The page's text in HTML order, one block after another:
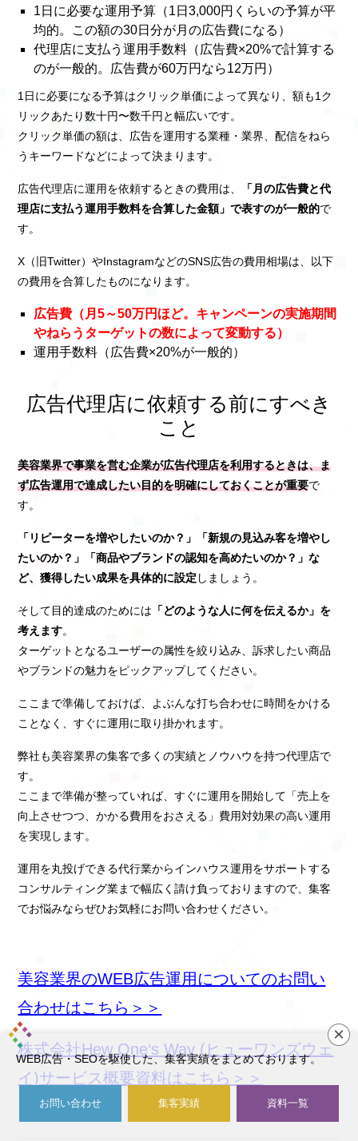
1日に必要な運用予算（1日3,000円くらいの予算が平
均的。この額の30日分が月の広告費になる）
代理店に支払う運用手数料（広告費×20%で計算する
のが一般的。広告費が60万円なら12万円）
1日に必要になる予算はクリック単価によって異なり、額も1ク
リックあたり数十円〜数千円と幅広いです。
クリック単価の額は、広告を運用する業種・業界、配信をねら
うキーワードなどによって決まります。
広告代理店に運用を依頼するときの費用は、
「月の広告費と代
理店に支払う運用手数料を合算した金額」で表すのが一般的で
す。
X（旧Twitter）やInstagramなどのSNS広告の費用相場は、以下
の費用を合算したものになります。
広告費（月5～50万円ほど。キャンペーンの実施期間
やねらうターゲットの数によって変動する）
運用手数料（広告費×20%が一般的）
広告代理店に依頼する前にすべき
こと
美容業界で事業を営む企業が広告代理店を利用するときは、ま
ず広告運用で達成したい目的を明確にしておくことが重要で
す。
「リピーターを増やしたいのか？」「新規の見込み客を増やし
たいのか？」「商品やブランドの認知を高めたいのか？」な
ど、獲得したい成果を具体的に設定 しましょう。
そして目的達成のためには 「どのような人に何を伝えるか」を
考えます。
ターゲットとなるユーザーの属性を絞り込み、訴求したい商品
やブランドの魅力をピックアップしてください。
ここまで準備しておけば、よぶんな打ち合わせに時間をかける
ことなく、すぐに運用に取り掛かれます。
弊社も美容業界の集客で多くの実績とノウハウを持つ代理店で
す。
ここまで準備が整っていれば、すぐに運用を開始して「売上を
向上させつつ、かかる費用をおさえる」費用対効果の高い運用
を実現します。
運用を丸投げできる代行業からインハウス運用をサポートする
コンサルティング業まで幅広く請け負っておりますので、集客
でお悩みならぜひお気軽にお問い合わせください。
美容業界のWEB広告運用についてのお問い
合わせはこちら＞＞
株式会社Hew One‘s Way (ヒューワンズウェ
イ)サービス概要資料はこちら＞＞
×
WEB広告・SEOを駆使した、集客実績をまとめております。
お問い合わせ 集客実績 資料一覧